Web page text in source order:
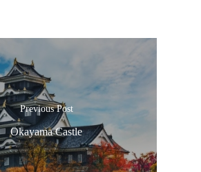
Previous Post
Okayama Castle